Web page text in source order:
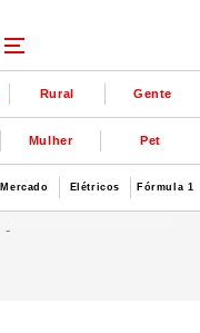
Rural Gente
Mulher Pet
Mercado Elétricos Fórmula 1